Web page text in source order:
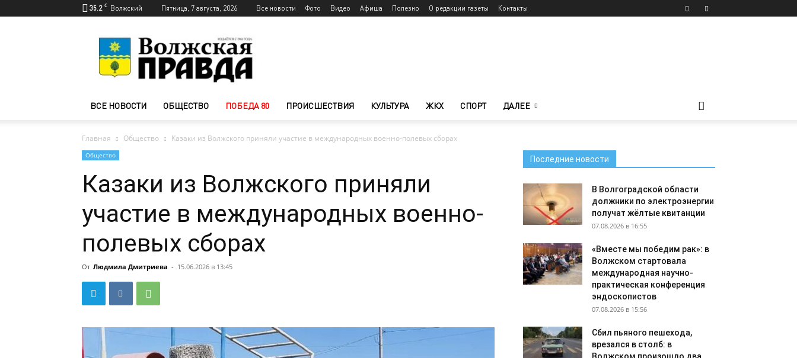
35.2 C Волжский Пятница, 7 августа, 2026 Все новости Фото Видео Афиша Полезно О редакции газеты Контакты
Волжского
—
Волжская
ВСЕ НОВОСТИ ОБЩЕСТВО ПОБЕДА 80 ПРОИСШЕСТВИЯ КУЛЬТУРА ЖКХ СПОРТ ДАЛЕЕ
Главная Общество Казаки из Волжского приняли участие в международных военно-полевых сборах
Общество
Казаки из Волжского приняли
участие в международных военно-
полевых сборах
От Людмила Дмитриева - 15.06.2026 в 13:45
Последние новости
В Волгоградской области
должники по электроэнергии
получат жёлтые квитанции
07.08.2026 в 16:55
«Вместе мы победим рак»: в
Волжском стартовала
международная научно-
практическая конференция
эндоскопистов
07.08.2026 в 15:56
Сбил пьяного пешехода,
врезался в столб: в